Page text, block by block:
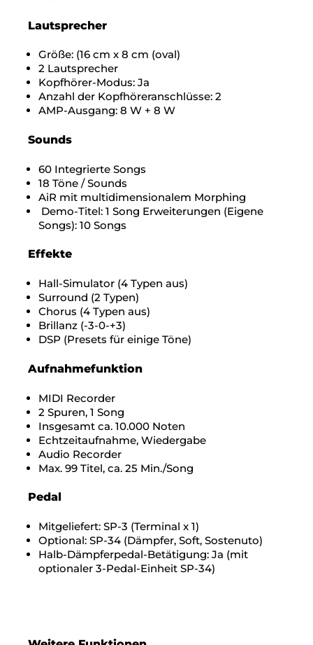
Lautsprecher
Größe: (16 cm x 8 cm (oval)
2 Lautsprecher
Kopfhörer-Modus: Ja
Anzahl der Kopfhöreranschlüsse: 2
AMP-Ausgang: 8 W + 8 W
Sounds
60 Integrierte Songs
18 Töne / Sounds
AiR mit multidimensionalem Morphing
Demo-Titel: 1 Song Erweiterungen (Eigene
Songs): 10 Songs
Effekte
Hall-Simulator (4 Typen aus)
Surround (2 Typen)
Chorus (4 Typen aus)
Brillanz (-3-0-+3)
DSP (Presets für einige Töne)
Aufnahmefunktion
MIDI Recorder
2 Spuren, 1 Song
Insgesamt ca. 10.000 Noten
Echtzeitaufnahme, Wiedergabe
Audio Recorder
Max. 99 Titel, ca. 25 Min./Song
Pedal
Mitgeliefert: SP-3 (Terminal x 1)
Optional: SP-34 (Dämpfer, Soft, Sostenuto)
Halb-Dämpferpedal-Betätigung: Ja (mit
optionaler 3-Pedal-Einheit SP-34)